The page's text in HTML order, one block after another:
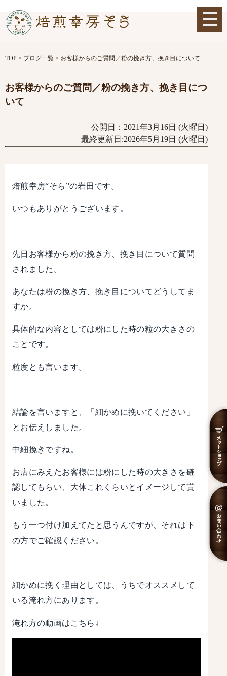
TOP > ブログ一覧 > お客様からのご質問／粉の挽き方、挽き目について
お客様からのご質問／粉の挽き方、挽き目につ
いて
公開日：2021年3月16日 (火曜日)
最終更新日:2026年5月19日 (火曜日)
焙煎幸房“そら”の岩田です。
いつもありがとうございます。
先日お客様から粉の挽き方、挽き目について質問
されました。
あなたは粉の挽き方、挽き目についてどうしてま
すか。
具体的な内容としては粉にした時の粒の大きさの
ことです。
粒度とも言います。
結論を言いますと、「細かめに挽いてください」
とお伝えしました。
中細挽きですね。
お店にみえたお客様には粉にした時の大きさを確
認してもらい、大体これくらいとイメージして貰
いました。
もう一つ付け加えてたと思うんですが、それは下
の方でご確認ください。
細かめに挽く理由としては、うちでオススメして
いる淹れ方にあります。
淹れ方の動画はこちら↓